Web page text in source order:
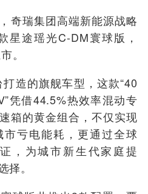
奇瑞集团高端新能源战略
途瑶光C-DM寰球版，
。
造的旗舰车型，这款“40
凭借44.5%热效率混动专
箱的黄金组合，不仅实现
亏电能耗，更通过全球
，为城市新生代家庭提
择。